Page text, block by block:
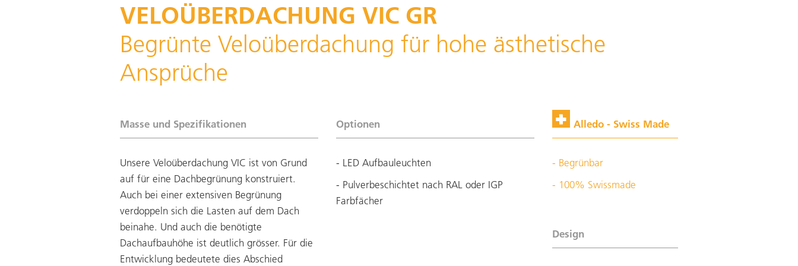
VELOÜBERDACHUNG VIC GR
Begrünte Veloüberdachung für hohe ästhetische
Ansprüche
Masse und Spezifikationen
Unsere Veloüberdachung VIC ist von Grund
auf für eine Dachbegrünung konstruiert.
Auch bei einer extensiven Begrünung
verdoppeln sich die Lasten auf dem Dach
beinahe. Und auch die benötigte
Dachaufbauhöhe ist deutlich grösser. Für die
Entwicklung bedeutete dies Abschied
Optionen
- LED Aufbauleuchten
- Pulverbeschichtet nach RAL oder IGP
Farbfächer
Alledo - Swiss Made
- Begrünbar
- 100% Swissmade
Design